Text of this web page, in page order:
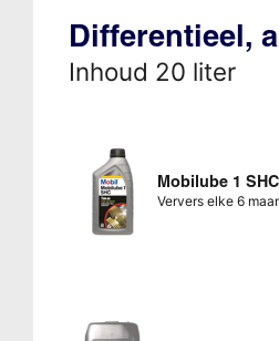
Differentieel,
Inhoud 20 liter
Mobilube 1
Ververs elke 6